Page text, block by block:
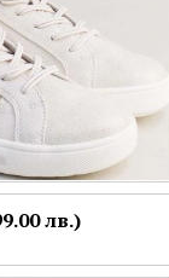
лв.)